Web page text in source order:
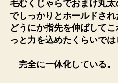
毛むくじゃらでおまけ丸
でしっかりとホールドさ
どうにか指先を伸ばして
っと力を込めたくらいでは
完全に一体化している。